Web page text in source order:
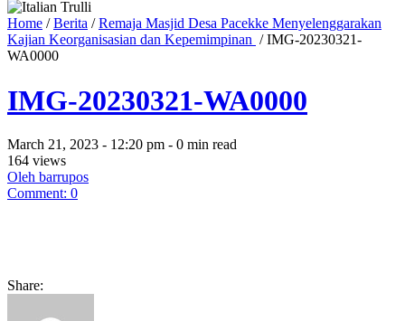
Home /Berita /Remaja Masjid Desa Pacekke Menyelenggarakan
Kajian Keorganisasian dan Kepemimpinan /IMG-20230321-
WA0000
IMG-20230321-WA0000
March 21, 2023 - 12:20 pm - 0 min read
164 views
Oleh barrupos
Comment: 0
Share: